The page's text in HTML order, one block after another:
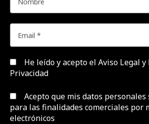
He leído y acepto el Aviso Legal
Privacidad
Acepto que mis datos personales
para las finalidades comerciales por
electrónicos